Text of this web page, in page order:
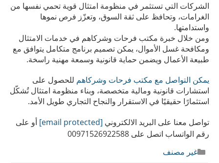
الشركات التي تستثمر في منظومة امتثال قوية تحمي نفسها من
الغرامات، وتحافظ على ثقة السوق، وتعزّز فرص نموها
واستدامتها.
ومن خلال خبرة مكتب فرحات وشركاهم في خدمات الامتثال
ومكافحة غسل الأموال، يمكن تصميم برنامج متكامل يتوافق مع
طبيعة الأعمال ويضمن حماية قانونية وسمعة مهنية راسخة.
يمكن التواصل مع مكتب فرحات وشركاهم للحصول على
استشارات قانونية ومالية متخصصة، وبناء منظومة امتثال تُشكّل
استثمارًا حقيقيًا في الاستقرار والنجاح التجاري طويل الأمد.
تواصل معنا على البريد الالكتروني [email protected]
أو على
رقم الواتساب اتصل على 00971526922588
التصنيفات
غير مصنف